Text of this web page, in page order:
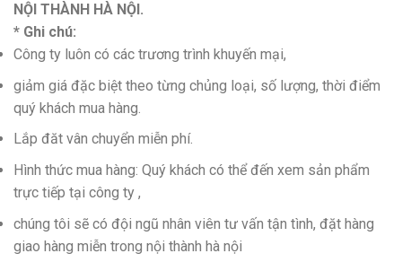
NỘI THÀNH HÀ NỘI.
* Ghi chú:
Công ty luôn có các trương trình khuyến mại,
giảm giá đặc biệt theo từng chủng loại, số lượng, thời điểm
quý khách mua hàng.
Lắp đăt vân chuyển miễn phí.
Hình thức mua hàng: Quý khách có thể đến xem sản phẩm
trực tiếp tại công ty ,
chúng tôi sẽ có đội ngũ nhân viên tư vấn tận tình, đặt hàng
giao hàng miễn trong nội thành hà nội